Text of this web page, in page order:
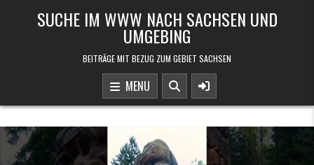
SUCHE IM WWW NACH SACHSEN UND
UMGEBING
BEITRÄGE MIT BEZUG ZUM GEBIET SACHSEN
MENU